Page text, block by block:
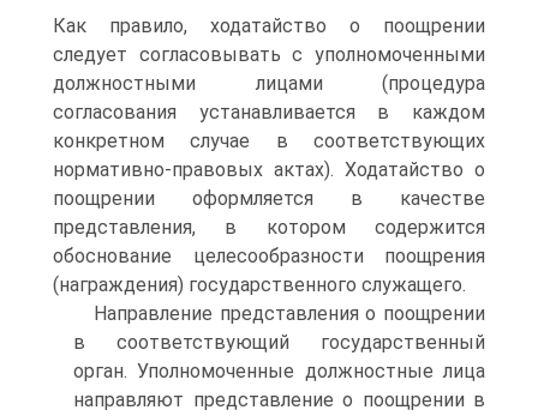
Как правило, ходатайство о поощрении
следует согласовывать с уполномоченными
должностными лицами (процедура
согласования устанавливается в каждом
конкретном случае в соответствующих
нормативно-правовых актах). Ходатайство о
поощрении оформляется в качестве
представления, в котором содержится
обоснование целесообразности поощрения
(награждения) государственного служащего.
Направление представления о поощрении
в соответствующий государственный
орган. Уполномоченные должностные лица
направляют представление о поощрении в